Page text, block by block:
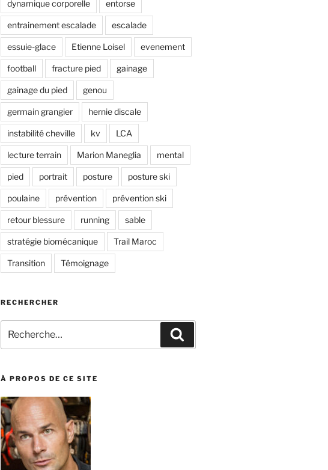
dynamique corporelle entorse
entrainement escalade escalade
essuie-glace Etienne Loisel evenement
football fracture pied gainage
gainage du pied genou
germain grangier hernie discale
instabilité cheville kv LCA
lecture terrain Marion Maneglia mental
pied portrait posture posture ski
poulaine prévention prévention ski
retour blessure running sable
stratégie biomécanique Trail Maroc
Transition Témoignage
RECHERCHER
pour
:
À PROPOS DE CE SITE